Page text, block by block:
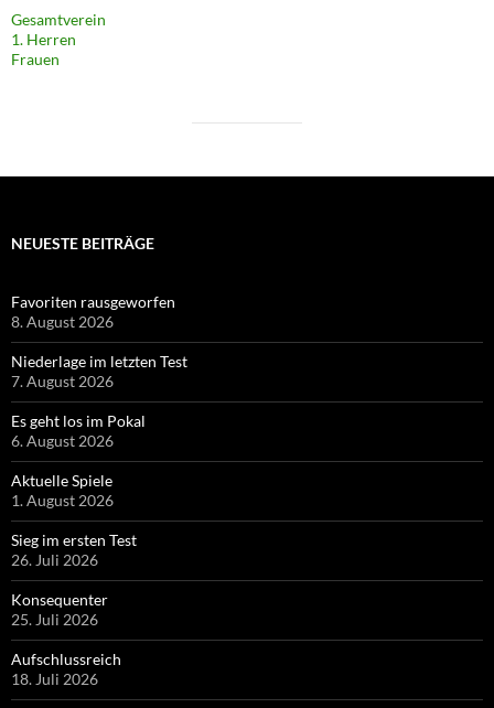
Gesamtverein
1. Herren
Frauen
NEUESTE BEITRÄGE
Favoriten rausgeworfen
8. August 2026
Niederlage im letzten Test
7. August 2026
Es geht los im Pokal
6. August 2026
Aktuelle Spiele
1. August 2026
Sieg im ersten Test
26. Juli 2026
Konsequenter
25. Juli 2026
Aufschlussreich
18. Juli 2026